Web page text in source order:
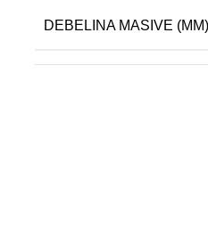
DEBELINA MASIVE (MM)